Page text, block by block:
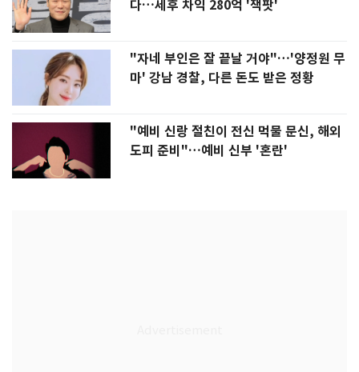
다…세후 차익 280억 '잭팟'
"자네 부인은 잘 끝날 거야"…'양정원 무
마' 강남 경찰, 다른 돈도 받은 정황
"예비 신랑 절친이 전신 먹물 문신, 해외
도피 준비"…예비 신부 '혼란'